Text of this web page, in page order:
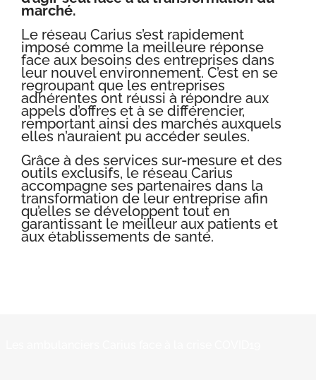
marché.
Le réseau Carius s’est rapidement
imposé comme la meilleure réponse
face aux besoins des entreprises dans
leur nouvel environnement. C’est en se
regroupant que les entreprises
adhérentes ont réussi à répondre aux
appels d’offres et à se différencier,
remportant ainsi des marchés auxquels
elles n’auraient pu accéder seules.
Grâce à des services sur-mesure et des
outils exclusifs, le réseau Carius
accompagne ses partenaires dans la
transformation de leur entreprise afin
qu’elles se développent tout en
garantissant le meilleur aux patients et
aux établissements de santé.